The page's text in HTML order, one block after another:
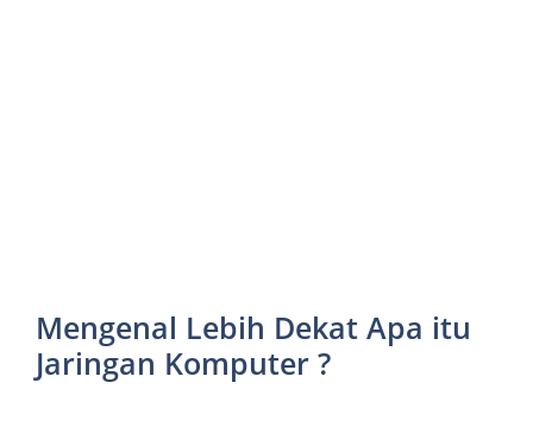
Mengenal Lebih Dekat Apa itu
Jaringan Komputer ?